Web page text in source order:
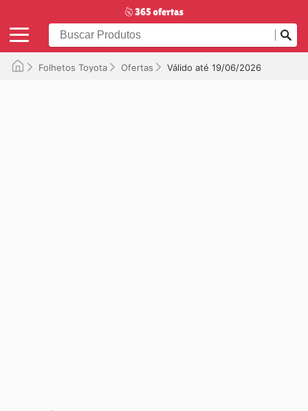
Folhetos Toyota Ofertas Válido até 19/06/2026